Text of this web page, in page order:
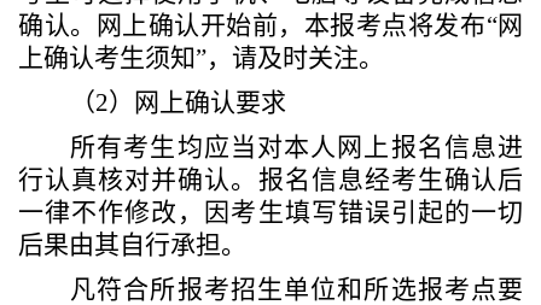
确认。网上确认开始前， 本报考点将发布“网
上确认考生须知”，请及时关注。
（2）网上确认要求
所有考生均应当对本人网上报名信息进
行认真核对并确认。报名信息经考生确认后
一律不作修改，因考生填写错误引起的一切
后果由其自行承担。
凡符合所报考招生单位和所选报考点要